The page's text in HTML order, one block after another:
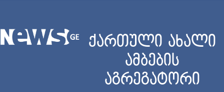
ქართული ახალი
ამბების
აგრეგატორი